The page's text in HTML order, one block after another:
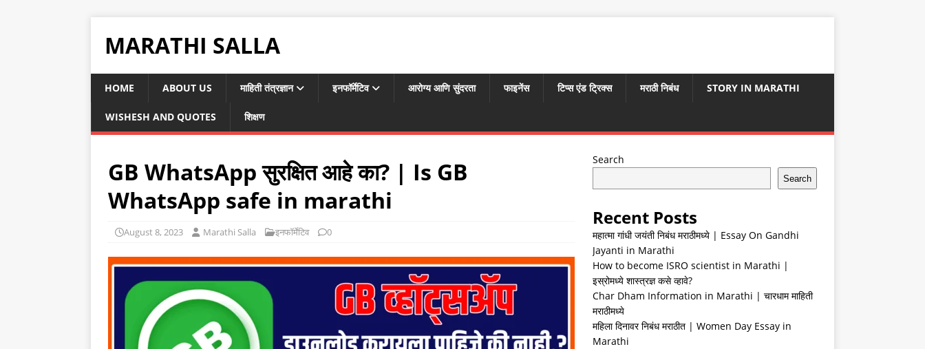
MARATHI SALLA
HOME ABOUT US माहिती तंत्रज्ञान इनफॉर्मेटिव आरोग्य आणि सुंदरता फाइनेंस टिप्स एंड ट्रिक्स मराठी निबंध STORY IN MARATHI
WISHESH AND QUOTES शिक्षण
GB WhatsApp सुरक्षित आहे का? | Is GB
WhatsApp safe in marathi
August 8, 2023 Marathi Salla इनफॉर्मेटिव 0
Search
Search
Recent Posts
महात्मा गांधी जयंती निबंध मराठीमध्ये | Essay On Gandhi
Jayanti in Marathi
How to become ISRO scientist in Marathi |
इस्रोमध्ये शास्त्रज्ञ कसे व्हावे?
Char Dham Information in Marathi | चारधाम माहिती
मराठीमध्ये
महिला दिनावर निबंध मराठीत | Women Day Essay in
Marathi